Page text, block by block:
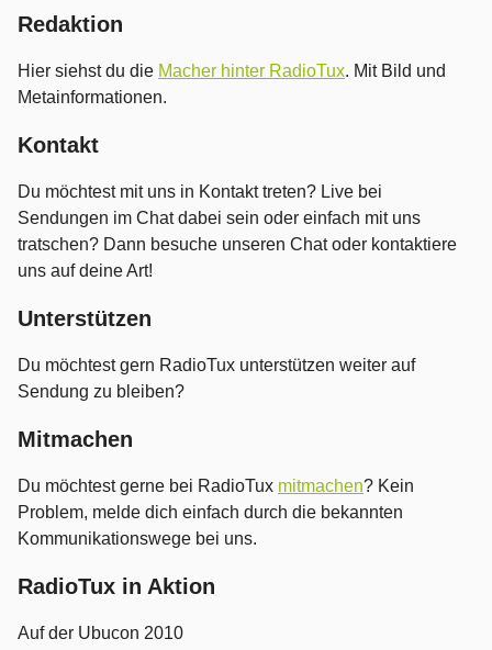
Redaktion
Hier siehst du die Macher hinter RadioTux. Mit Bild und
Metainformationen.
Kontakt
Du möchtest mit uns in Kontakt treten? Live bei
Sendungen im Chat dabei sein oder einfach mit uns
tratschen? Dann besuche unseren Chat oder kontaktiere
uns auf deine Art!
Unterstützen
Du möchtest gern RadioTux unterstützen weiter auf
Sendung zu bleiben?
Mitmachen
Du möchtest gerne bei RadioTux mitmachen? Kein
Problem, melde dich einfach durch die bekannten
Kommunikationswege bei uns.
RadioTux in Aktion
Auf der Ubucon 2010